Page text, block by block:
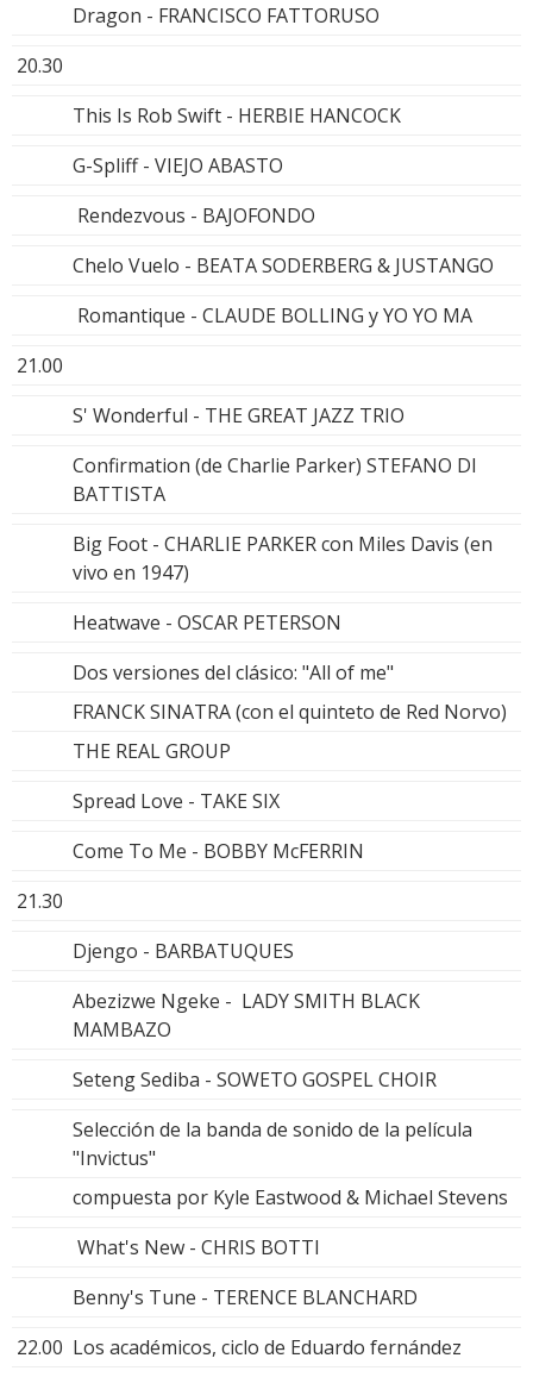
Dragon - FRANCISCO FATTORUSO
20.30
This Is Rob Swift - HERBIE HANCOCK
G-Spliff - VIEJO ABASTO
Rendezvous - BAJOFONDO
Chelo Vuelo - BEATA SODERBERG & JUSTANGO
Romantique - CLAUDE BOLLING y YO YO MA
21.00
S' Wonderful - THE GREAT JAZZ TRIO
Confirmation (de Charlie Parker) STEFANO DI
BATTISTA
Big Foot - CHARLIE PARKER con Miles Davis (en
vivo en 1947)
Heatwave - OSCAR PETERSON
Dos versiones del clásico: "All of me"
FRANCK SINATRA (con el quinteto de Red Norvo)
THE REAL GROUP
Spread Love - TAKE SIX
Come To Me - BOBBY McFERRIN
21.30
Djengo - BARBATUQUES
Abezizwe Ngeke - LADY SMITH BLACK
MAMBAZO
Seteng Sediba - SOWETO GOSPEL CHOIR
Selección de la banda de sonido de la película
"Invictus"
compuesta por Kyle Eastwood & Michael Stevens
What's New - CHRIS BOTTI
Benny's Tune - TERENCE BLANCHARD
22.00 Los académicos, ciclo de Eduardo fernández